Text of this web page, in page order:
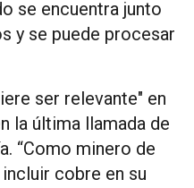
se encuentra junto
y se puede procesar
ser relevante" en
la última llamada de
“Como minero de
cobre en su